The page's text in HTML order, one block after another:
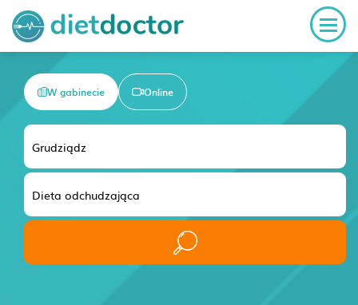
W gabinecie Online